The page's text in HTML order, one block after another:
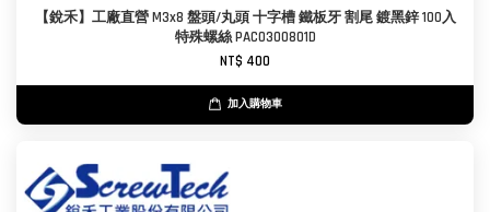
【銳禾】工廠直營 M3x8 盤頭/丸頭 十字槽 鐵板牙 割尾 鍍黑鋅 100入
特殊螺絲 PAC0300801D
NT$ 400
加入購物車